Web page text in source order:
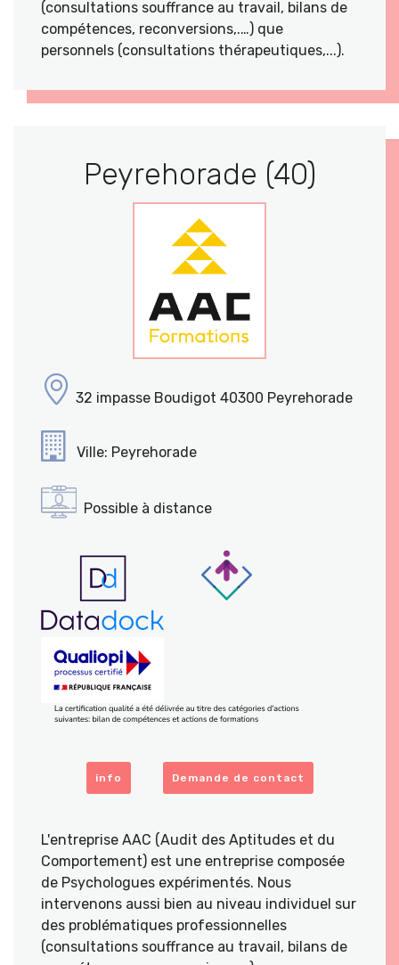
(consultations souffrance au travail, bilans de
compétences, reconversions,.…) que
personnels (consultations thérapeutiques,...).
Peyrehorade (40)
32 impasse Boudigot 40300 Peyrehorade
Ville: Peyrehorade
Possible à distance
info Demande de contact
L'entreprise AAC (Audit des Aptitudes et du
Comportement) est une entreprise composée
de Psychologues expérimentés. Nous
intervenons aussi bien au niveau individuel sur
des problématiques professionnelles
(consultations souffrance au travail, bilans de